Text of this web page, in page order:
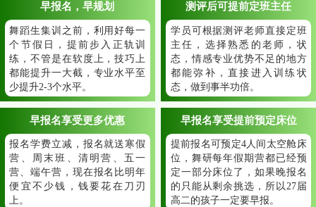
早报名，早规划
舞蹈生集训之前，利用好每一
个节假日，提前步入正轨训
练，不管是在软度上，技巧上
都能提升一大截，专业水平至
少提升2-3个水平。
测评后可提前定班主任
学员可根据测评老师直接定班
主任，选择熟悉的老师，状
态，情感专业优势不足的地方
都能弥补，直接进入训练状
态，做到事半功倍。
早报名享受更多优惠
报名学费立减，报名就送寒假
营、周末班、清明营、五一
营、端午营，现在报名比明年
便宜不少钱，钱要花在刀刃
上。
早报名享受提前预定床位
提前报名可预定4人间太空舱床
位，舞研每年假期营都已经预
定一部分床位了，如果晚报名
的只能从剩余挑选，所以27届
高二的孩子一定要早报。